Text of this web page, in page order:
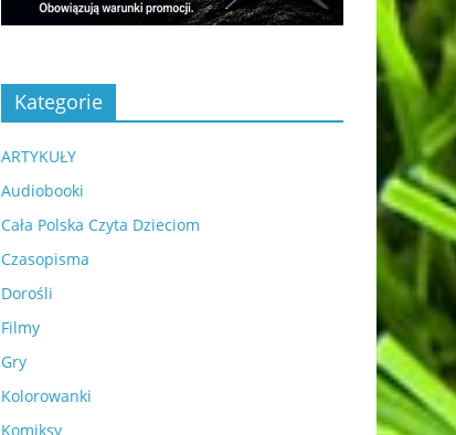
Kategorie
ARTYKUŁY
Audiobooki
Cała Polska Czyta Dzieciom
Czasopisma
Dorośli
Filmy
Gry
Kolorowanki
Komiksy